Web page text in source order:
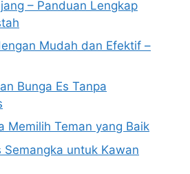
– Panduan Lengkap
Mudah dan Efektif –
Bunga Es Tanpa
Memilih Teman yang Baik
Semangka untuk Kawan